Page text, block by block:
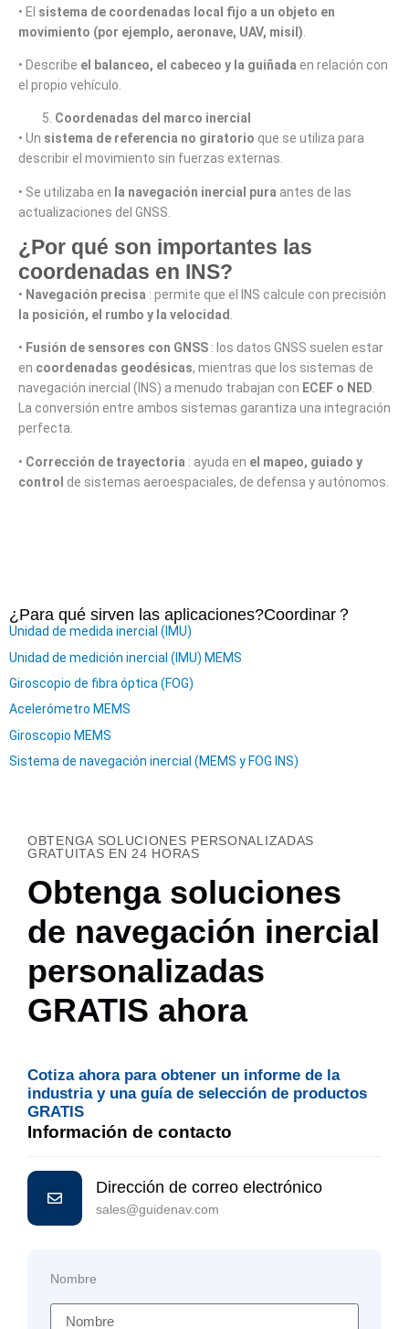
• El sistema de coordenadas local fijo a un objeto en
movimiento (por ejemplo, aeronave, UAV, misil)
• Describe el balanceo, el cabeceo y la guiñada en relación con
el propio vehículo.
Coordenadas del marco inercial
• Un sistema de referencia no giratorio que se utiliza para
describir el movimiento sin fuerzas externas.
• Se utilizaba en la navegación inercial pura antes de las
actualizaciones del GNSS.
¿Por qué son importantes las
coordenadas en INS?
• Navegación precisa : permite que el INS calcule con precisión
la posición, el rumbo y la velocidad
• Fusión de sensores con GNSS : los datos GNSS suelen estar
en coordenadas geodésicas, mientras que los sistemas de
navegación inercial (INS) a menudo trabajan con ECEF o NED.
La conversión entre ambos sistemas garantiza una integración
perfecta.
• Corrección de trayectoria : ayuda en el mapeo, guiado y
control de sistemas aeroespaciales, de defensa y autónomos.
¿Para qué sirven las aplicaciones?Coordinar ？
Unidad de medida inercial (IMU)
Unidad de medición inercial (IMU) MEMS
Giroscopio de fibra óptica (FOG)
Acelerómetro MEMS
Giroscopio MEMS
Sistema de navegación inercial (MEMS y FOG INS)
OBTENGA SOLUCIONES PERSONALIZADAS
GRATUITAS EN 24 HORAS
Obtenga soluciones
de navegación inercial
personalizadas
GRATIS ahora
Cotiza ahora para obtener un informe de la
industria y una guía de selección de productos
GRATIS
Información de contacto
Dirección de correo electrónico
sales@guidenav.com
Nombre